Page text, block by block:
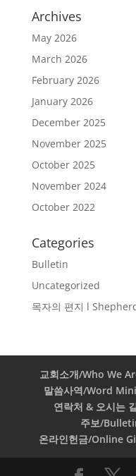
Archives
May 2026
March 2026
February 2026
January 2026
December 2025
November 2025
October 2025
November 2024
October 2022
Categories
Bulletin
Uncategorized
목자의 편지 l
교회소개/Who We
말씀사역/Word
연락처 & 오시는
주보/
온라인헌금/Online